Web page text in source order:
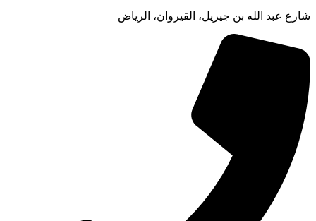
شارع عبد الله بن جيريل، القيروان، الرياض